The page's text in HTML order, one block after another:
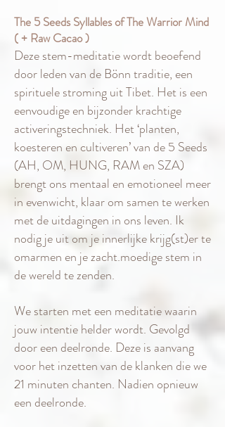
The 5 Seeds Syllables of The Warrior Mind
( + Raw Cacao )
Deze stem-meditatie wordt beoefend
door leden van de Bönn traditie, een
spirituele stroming uit Tibet. Het is een
eenvoudige en bijzonder krachtige
activeringstechniek. Het ‘planten,
koesteren en cultiveren’ van de 5 Seeds
(AH, OM, HUNG, RAM en SZA)
brengt ons mentaal en emotioneel meer
in evenwicht, klaar om samen te werken
met de uitdagingen in ons leven. Ik
nodig je uit om je innerlijke krijg(st)er te
omarmen en je zacht.moedige stem in
de wereld te zenden.
We starten met een meditatie waarin
jouw intentie helder wordt. Gevolgd
door een deelronde. Deze is aanvang
voor het inzetten van de klanken die we
21 minuten chanten. Nadien opnieuw
een deelronde.